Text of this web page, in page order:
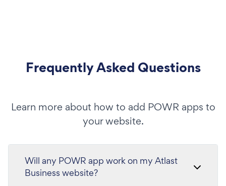
Frequently Asked Questions
Learn more about how to add POWR apps to
your website.
Will any POWR app work on my Atlast
Business website?